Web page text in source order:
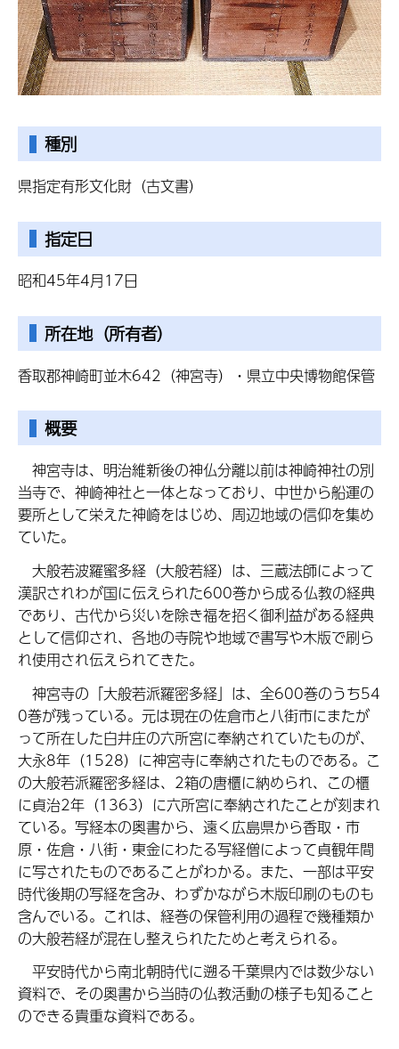
種別
県指定有形文化財（古文書）
指定日
昭和45年4月17日
所在地（所有者）
香取郡神崎町並木642（神宮寺）・県立中央博物館保管
概要
神宮寺は、明治維新後の神仏分離以前は神崎神社の別
当寺で、神崎神社と一体となっており、中世から船運の
要所として栄えた神崎をはじめ、周辺地域の信仰を集め
ていた。
大般若波羅蜜多経（大般若経）は、三蔵法師によって
漢訳されわが国に伝えられた600巻から成る仏教の経典
であり、古代から災いを除き福を招く御利益がある経典
として信仰され、各地の寺院や地域で書写や木版で刷ら
れ使用され伝えられてきた。
神宮寺の「大般若派羅密多経」は、全600巻のうち54
0巻が残っている。元は現在の佐倉市と八街市にまたが
って所在した白井庄の六所宮に奉納されていたものが、
大永8年（1528）に神宮寺に奉納されたものである。こ
の大般若派羅密多経は、2箱の唐櫃に納められ、この櫃
に貞治2年（1363）に六所宮に奉納されたことが刻まれ
ている。写経本の奥書から、遠く広島県から香取・市
原・佐倉・八街・東金にわたる写経僧によって貞観年間
に写されたものであることがわかる。また、一部は平安
時代後期の写経を含み、わずかながら木版印刷のものも
含んでいる。これは、経巻の保管利用の過程で幾種類か
の大般若経が混在し整えられたためと考えられる。
平安時代から南北朝時代に遡る千葉県内では数少ない
資料で、その奥書から当時の仏教活動の様子も知ること
のできる貴重な資料である。